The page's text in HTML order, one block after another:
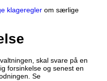
klagereglerom særlige
skal svare på en
forsinkelse og senest en
Se